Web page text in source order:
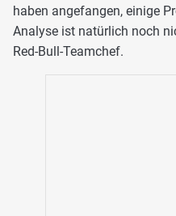
haben angefangen, einige
Analyse ist natürlich noch
Red-Bull-Teamchef.